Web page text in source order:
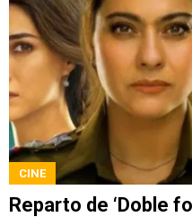
CINE
Reparto de ‘Doble